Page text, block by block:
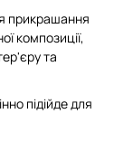
прикрашання
композиції,
та
підійде для